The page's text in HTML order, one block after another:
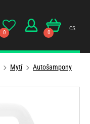
0 0
cs
Mytí Autošampony